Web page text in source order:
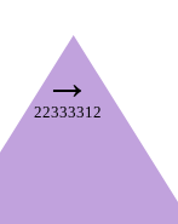
→
22333312